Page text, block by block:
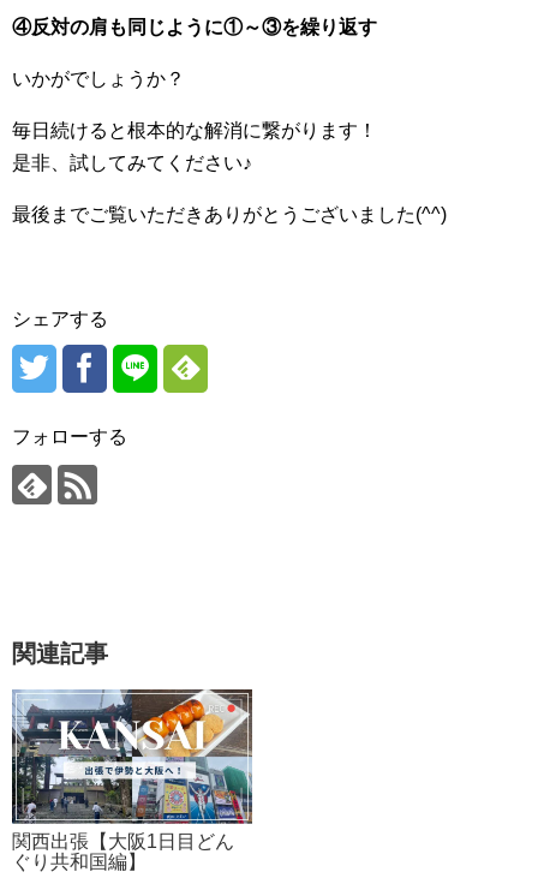
④反対の肩も同じように①～③を繰り返す
いかがでしょうか？
毎日続けると根本的な解消に繋がります！
是非、試してみてください♪
最後までご覧いただきありがとうございました(^^)
シェアする
フォローする
関連記事
関西出張【大阪1日目どん
ぐり共和国編】